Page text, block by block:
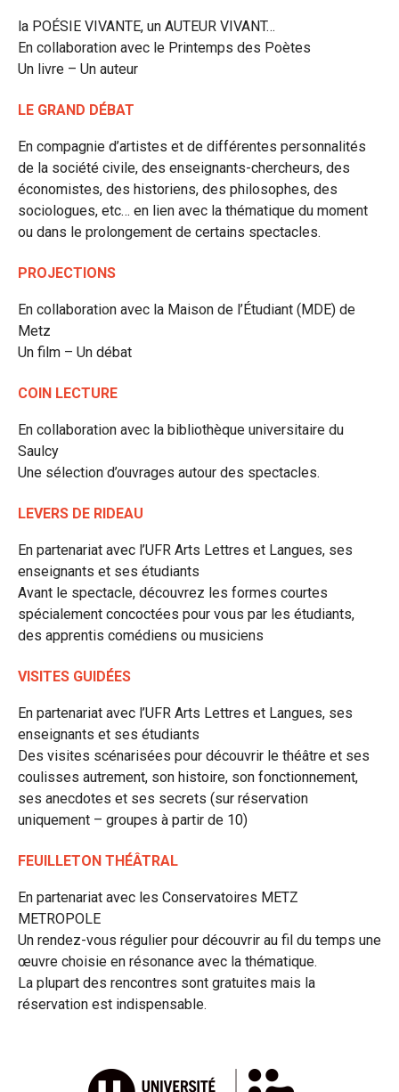
la POÉSIE VIVANTE, un AUTEUR VIVANT…
En collaboration avec le Printemps des Poètes
Un livre – Un auteur
LE GRAND DÉBAT
En compagnie d’artistes et de différentes personnalités
de la société civile, des enseignants-chercheurs, des
économistes, des historiens, des philosophes, des
sociologues, etc… en lien avec la thématique du moment
ou dans le prolongement de certains spectacles.
PROJECTIONS
En collaboration avec la Maison de l’Étudiant (MDE) de
Metz
Un film – Un débat
COIN LECTURE
En collaboration avec la bibliothèque universitaire du
Saulcy
Une sélection d’ouvrages autour des spectacles.
LEVERS DE RIDEAU
En partenariat avec l’UFR Arts Lettres et Langues, ses
enseignants et ses étudiants
Avant le spectacle, découvrez les formes courtes
spécialement concoctées pour vous par les étudiants,
des apprentis comédiens ou musiciens
VISITES GUIDÉES
En partenariat avec l’UFR Arts Lettres et Langues, ses
enseignants et ses étudiants
Des visites scénarisées pour découvrir le théâtre et ses
coulisses autrement, son histoire, son fonctionnement,
ses anecdotes et ses secrets (sur réservation
uniquement – groupes à partir de 10)
FEUILLETON THÉÂTRAL
En partenariat avec les Conservatoires METZ
METROPOLE
Un rendez-vous régulier pour découvrir au fil du temps une
œuvre choisie en résonance avec la thématique.
La plupart des rencontres sont gratuites mais la
réservation est indispensable.